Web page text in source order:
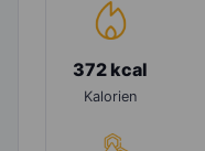
372 kcal
Kalorien